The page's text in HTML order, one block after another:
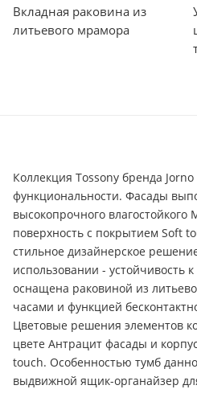
Вкладная раковина из
литьевого мрамора
Коллекция Tossony бренда
функциональности. Фасады
высокопрочного
поверхность с покрытием Soft
стильное дизайнерское
использовании - устойчивость
оснащена раковиной из
часами и функцией
Цветовые решения элементов
цвете Антрацит фасады и
touch. Особенностью тумб
выдвижной ящик-органайзер